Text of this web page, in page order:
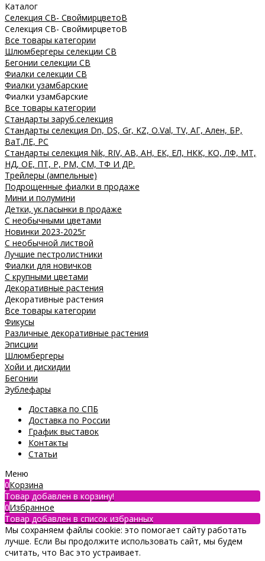
Каталог
Селекция СВ- СвоймирцветоВ
Селекция СВ- СвоймирцветоВ
Все товары категории
Шлюмбергеры селекции СВ
Бегонии селекции СВ
Фиалки селекции СВ
Фиалки узамбарские
Фиалки узамбарские
Все товары категории
Стандарты заруб.селекция
Стандарты селекция Dn, DS, Gr, KZ, O.Val, TV, АГ, Ален, БР,
ВаТ,ЛЕ, РС
Стандарты селекция Nik, RIV, АВ, АН, ЕК, ЕЛ, НКК, КО, ЛФ, МТ,
НД, ОЕ, ПТ, Р, РМ, СМ, ТФ И ДР.
Трейлеры (ампельные)
Подрощенные фиалки в продаже
Мини и полумини
Детки, ук.пасынки в продаже
С необычными цветами
Новинки 2023-2025г
С необычной листвой
Лучшие пестролистники
Фиалки для новичков
С крупными цветами
Декоративные растения
Декоративные растения
Все товары категории
Фикусы
Различные декоративные растения
Эписции
Шлюмбергеры
Хойи и дисхидии
Бегонии
Эублефары
Доставка по СПБ
Доставка по России
График выставок
Контакты
Статьи
Меню
0Корзина
Товар добавлен в корзину!
0Избранное
Товар добавлен в список избранных
Мы сохраняем файлы cookie: это помогает сайту работать
лучше. Если Вы продолжите использовать сайт, мы будем
считать, что Вас это устраивает.